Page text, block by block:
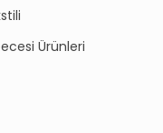
Ürünleri